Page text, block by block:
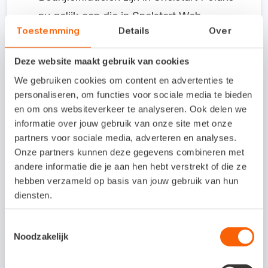
Toestemming Details Over
Deze website maakt gebruik van cookies
We gebruiken cookies om content en advertenties te
personaliseren, om functies voor sociale media te bieden
en om ons websiteverkeer te analyseren. Ook delen we
informatie over jouw gebruik van onze site met onze
partners voor sociale media, adverteren en analyses.
Onze partners kunnen deze gegevens combineren met
andere informatie die je aan hen hebt verstrekt of die ze
hebben verzameld op basis van jouw gebruik van hun
diensten.
Noodzakelijk
nu gelijk aan die in Snelstart Web.
Bedrijfsmiddelen zijn opgelost. Zo kun je
nu bijvoorbeeld bedrijfsmiddelen weer
zonder problemen opslaan.
In betaalopdrachten met veel facturen
worden nu alle facturen meegenomen,
ook als er meerdere pagina's met
facturen zijn. Voorheen werd alleen de
eerste pagina verwerkt. Zo selecteer je
betaalopdrachten.